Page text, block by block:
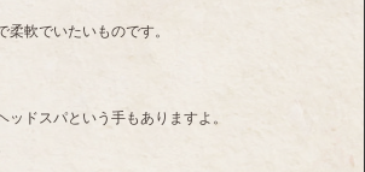
柔軟でいたいものです。
ドスパという手もありますよ。